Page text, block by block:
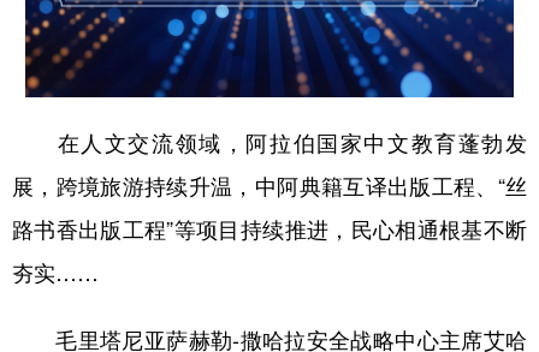
在人文交流领域，阿拉伯国家中文教育蓬勃发
展，跨境旅游持续升温，中阿典籍互译出版工程、“丝
路书香出版工程”等项目持续推进，民心相通根基不断
夯实……
毛里塔尼亚萨赫勒-撒哈拉安全战略中心主席艾哈